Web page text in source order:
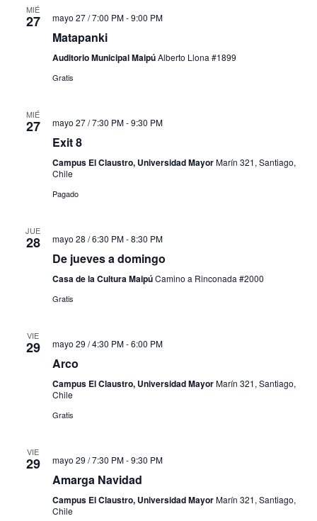
MIÉ
27 mayo 27 / 7:00 PM-9:00 PM
Matapanki
Auditorio Municipal MaipúAlberto Llona #1899
Gratis
MIÉ
27 mayo 27 / 7:30 PM-9:30 PM
Exit 8
Campus El Claustro, Universidad MayorMarín 321, Santiago,
Chile
Pagado
JUE
28 mayo 28 / 6:30 PM-8:30 PM
De jueves a domingo
Casa de la Cultura MaipúCamino a Rinconada #2000
Gratis
VIE
29 mayo 29 / 4:30 PM-6:00 PM
Arco
Campus El Claustro, Universidad MayorMarín 321, Santiago,
Chile
Gratis
VIE
29 mayo 29 / 7:30 PM-9:30 PM
Amarga Navidad
Campus El Claustro, Universidad MayorMarín 321, Santiago,
Chile